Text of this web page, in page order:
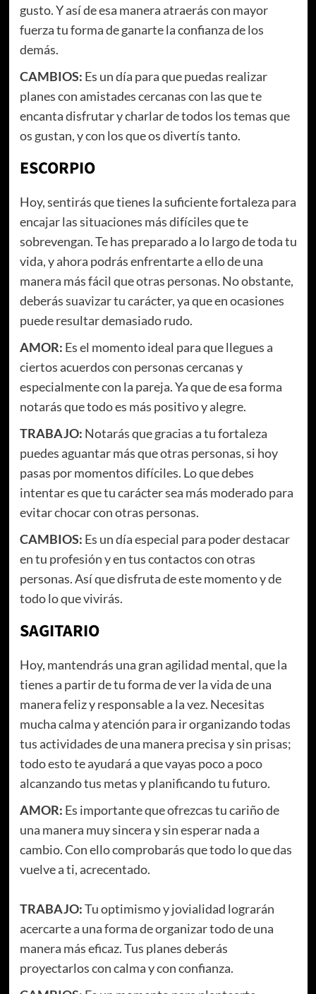
gusto. Y así de esa manera atraerás con mayor
fuerza tu forma de ganarte la confianza de los
demás.
CAMBIOS: Es un día para que puedas realizar
planes con amistades cercanas con las que te
encanta disfrutar y charlar de todos los temas que
os gustan, y con los que os divertís tanto.
ESCORPIO
Hoy, sentirás que tienes la suficiente fortaleza para
encajar las situaciones más difíciles que te
sobrevengan. Te has preparado a lo largo de toda tu
vida, y ahora podrás enfrentarte a ello de una
manera más fácil que otras personas. No obstante,
deberás suavizar tu carácter, ya que en ocasiones
puede resultar demasiado rudo.
AMOR: Es el momento ideal para que llegues a
ciertos acuerdos con personas cercanas y
especialmente con la pareja. Ya que de esa forma
notarás que todo es más positivo y alegre.
TRABAJO: Notarás que gracias a tu fortaleza
puedes aguantar más que otras personas, si hoy
pasas por momentos difíciles. Lo que debes
intentar es que tu carácter sea más moderado para
evitar chocar con otras personas.
CAMBIOS: Es un día especial para poder destacar
en tu profesión y en tus contactos con otras
personas. Así que disfruta de este momento y de
todo lo que vivirás.
SAGITARIO
Hoy, mantendrás una gran agilidad mental, que la
tienes a partir de tu forma de ver la vida de una
manera feliz y responsable a la vez. Necesitas
mucha calma y atención para ir organizando todas
tus actividades de una manera precisa y sin prisas;
todo esto te ayudará a que vayas poco a poco
alcanzando tus metas y planificando tu futuro.
AMOR: Es importante que ofrezcas tu cariño de
una manera muy sincera y sin esperar nada a
cambio. Con ello comprobarás que todo lo que das
vuelve a ti, acrecentado.
TRABAJO:Tu optimismo y jovialidad lograrán
acercarte a una forma de organizar todo de una
manera más eficaz. Tus planes deberás
proyectarlos con calma y con confianza.